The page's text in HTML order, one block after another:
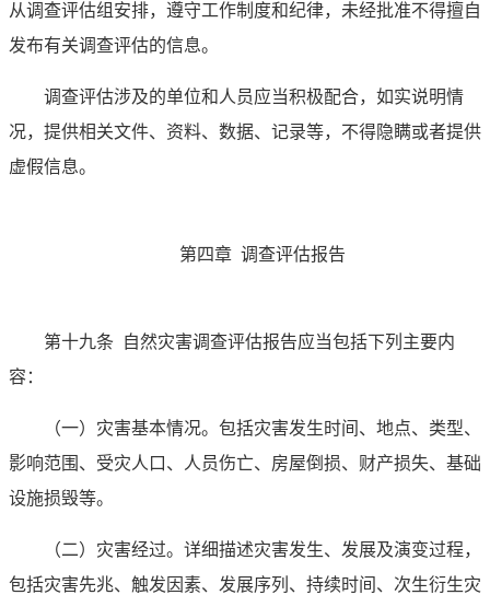
从调查评估组安排，遵守工作制度和纪律，未经批准不得擅自
发布有关调查评估的信息。
调查评估涉及的单位和人员应当积极配合，如实说明情
况，提供相关文件、资料、数据、记录等，不得隐瞒或者提供
虚假信息。
第四章 调查评估报告
第十九条 自然灾害调查评估报告应当包括下列主要内
容：
（一）灾害基本情况。 包括灾害发生时间、地点、类型、
影响范围、受灾人口、人员伤亡、房屋倒损、财产损失、基础
设施损毁等。
（二）灾害经过。 详细描述灾害发生、发展及演变过程，
包括灾害先兆、触发因素、发展序列、持续时间、次生衍生灾